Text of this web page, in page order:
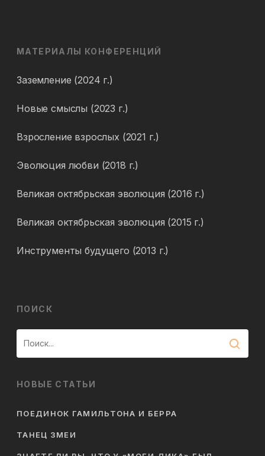
МАТЕРИАЛЫ КОНФЕРЕНЦИЙ
Заземление (2024 г.)
Новые смыслы (2023 г.)
Взросление взрослых (2021 г.)
Эволюция любви (2018 г.)
Великая октябрьская эволюция (2016 г.)
Великая октябрьская эволюция (2015 г.)
Инструменты будущего (2013 г.)
ПОИСК
НОВЫЕ СТАТЬИ
ПОЕДИНОК ГАМИЛЬТОНА И БЕРРА
ТАНЕЦ ЗМЕИ